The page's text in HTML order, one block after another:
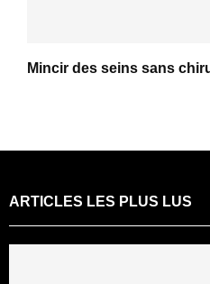
Mincir des seins sans
ARTICLES LES PLUS LUS